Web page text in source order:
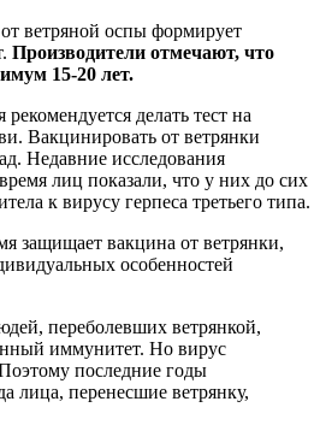
ветряной оспы формирует
Производители отмечают, что
15-20 лет.
делать тест на
Вакцинировать от ветрянки
Недавние исследования
лиц показали, что у них до сих
к вирусу герпеса третьего типа.
защищает вакцина от ветрянки,
особенностей
переболевших ветрянкой,
иммунитет. Но вирус
последние годы
лица, перенесшие ветрянку,